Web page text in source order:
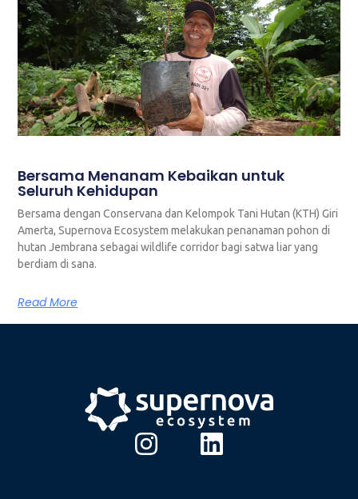
Bersama Menanam Kebaikan untuk
Seluruh Kehidupan
Bersama dengan Conservana dan Kelompok Tani Hutan (KTH) Giri
Amerta, Supernova Ecosystem melakukan penanaman pohon di
hutan Jembrana sebagai wildlife corridor bagi satwa liar yang
berdiam di sana.
Read More
I
L